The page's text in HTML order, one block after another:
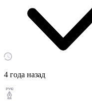
4 года назад